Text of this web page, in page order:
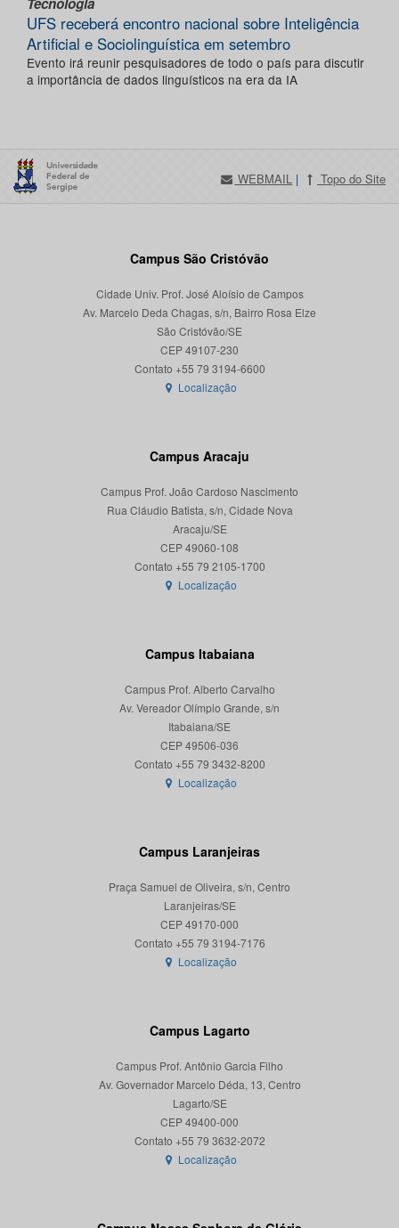
UFS receberá encontro nacional sobre Inteligência
Artificial e Sociolinguística em setembro
Evento irá reunir pesquisadores de todo o país para discutir
a importância de dados linguísticos na era da IA
WEBMAIL | Topo do Site
Campus São Cristóvão
Cidade Univ. Prof. José Aloísio de Campos
Av. Marcelo Deda Chagas, s/n, Bairro Rosa Elze
São Cristóvão/SE
CEP 49107-230
Localização
Campus Aracaju
Campus Prof. João Cardoso Nascimento
Rua Cláudio Batista, s/n, Cidade Nova
Aracaju/SE
CEP 49060-108
Localização
Campus Itabaiana
Campus Prof. Alberto Carvalho
Av. Vereador Olímpio Grande, s/n
Itabaiana/SE
CEP 49506-036
Localização
Campus Laranjeiras
Praça Samuel de Oliveira, s/n, Centro
Laranjeiras/SE
CEP 49170-000
Localização
Campus Lagarto
Campus Prof. Antônio Garcia Filho
Av. Governador Marcelo Déda, 13, Centro
Lagarto/SE
CEP 49400-000
Localização